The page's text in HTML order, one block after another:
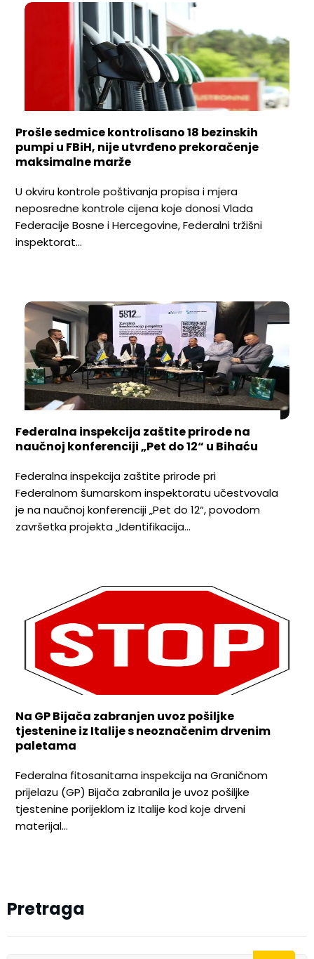
Prošle sedmice kontrolisano 18 bezinskih
pumpi u FBiH, nije utvrđeno prekoračenje
maksimalne marže
U okviru kontrole poštivanja propisa i mjera
neposredne kontrole cijena koje donosi Vlada
Federacije Bosne i Hercegovine, Federalni tržišni
inspektorat…
Federalna inspekcija zaštite prirode na
naučnoj konferenciji „Pet do 12“ u Bihaću
Federalna inspekcija zaštite prirode pri
Federalnom šumarskom inspektoratu učestvovala
je na naučnoj konferenciji „Pet do 12“, povodom
završetka projekta „Identifikacija…
Na GP Bijača zabranjen uvoz pošiljke
tjestenine iz Italije s neoznačenim drvenim
paletama
Federalna fitosanitarna inspekcija na Graničnom
prijelazu (GP) Bijača zabranila je uvoz pošiljke
tjestenine porijeklom iz Italije kod koje drveni
materijal…
Pretraga